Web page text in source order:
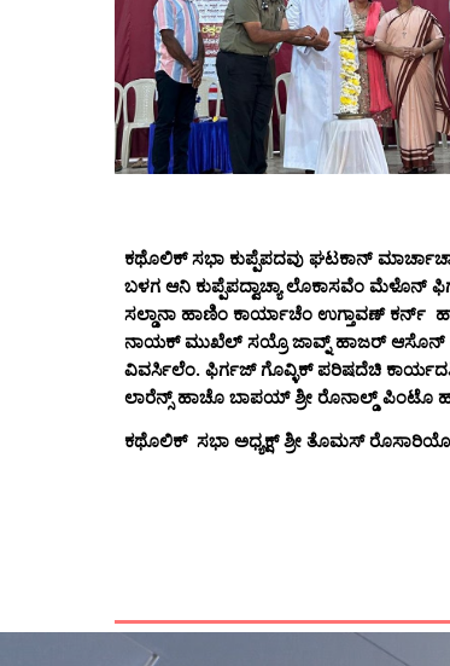
ಕಥೊಲಿಕ್ ಸಭಾ ಕುಪ್ಪೆಪದವು ಘಟಕಾನ್
ಬಳಗ ಆನಿ ಕುಪ್ಪೆಪದ್ವಾಚ್ಯಾ ಲೊಕಾಸವೆಂ
ಸಲ್ಡಾನಾ ಹಾಣಿಂ‌ ಕಾರ್ಯಾಚೆಂ ಉಗ್ತಾವಣ್ ಕರ್ನ್
ನಾಯಕ್‌ ಮುಖೆಲ್‌ ಸಯ್ರೊ ಜಾವ್ನ್‌ ಹಾಜರ್‌ ಆಸೊನ್‌
ವಿವರ್ಸಿಲೆಂ. ಫಿರ್ಗಜ್ ಗೊವ್ಳಿಕ್ ಪರಿಷದೆಚಿ
ಲಾರೆನ್ಸ್‌ ಹಾಚೊ ಬಾಪಯ್‌ ಶ್ರೀ ರೊನಾಲ್ಡ್‌ ಪಿಂಟೊ
ಕಥೊಲಿಕ್ ಸಭಾ ಅಧ್ಯಕ್ಷ್ ಶ್ರೀ ತೊಮಸ್